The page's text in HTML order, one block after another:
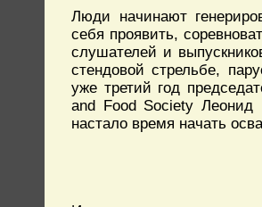
Люди начинают
себя проявить,
слушателей и
стендовой стрельбе,
уже третий год
and Food Society Леонид
настало время начать